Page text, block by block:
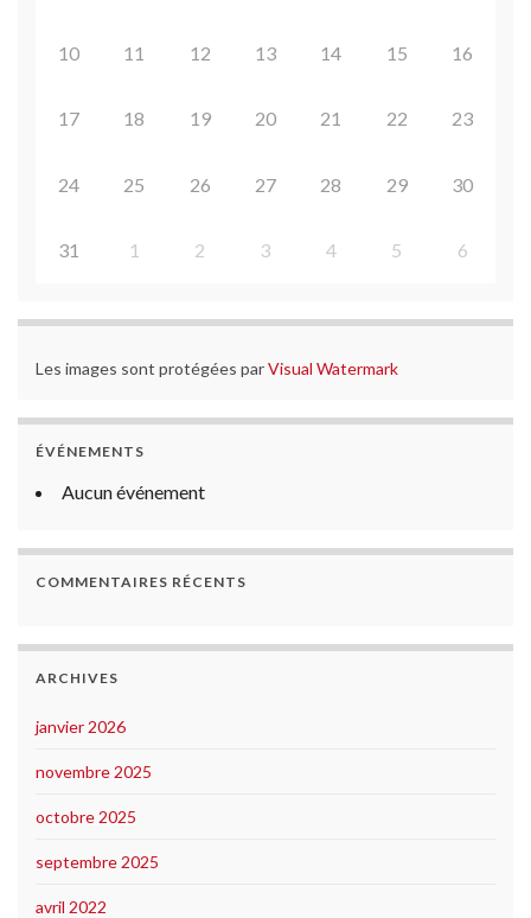
10 11 12 13 14 15 16
17 18 19 20 21 22 23
24 25 26 27 28 29 30
31 1 2 3 4 5 6
Les images sont protégées parVisual Watermark
ÉVÉNEMENTS
Aucun événement
COMMENTAIRES RÉCENTS
ARCHIVES
janvier 2026
novembre 2025
octobre 2025
septembre 2025
avril 2022